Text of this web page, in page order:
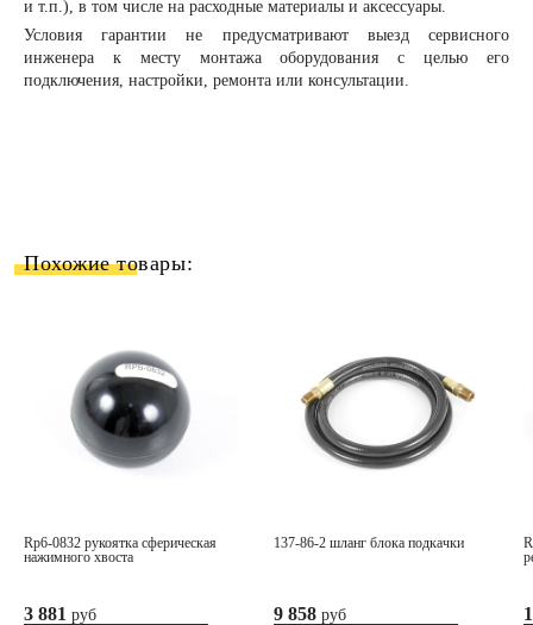
и т.п.), в том числе на расходные материалы и аксессуары.
Условия гарантии не предусматривают выезд сервисного
инженера к месту монтажа оборудования с целью его
подключения, настройки, ремонта или консультации.
Похожие товары:
rp6-0832 рукоятка сферическая
нажимного хвоста
3 881 руб
137-86-2 шланг блока подкачки
9 858 руб
rp6-1486 стакан фильтр-